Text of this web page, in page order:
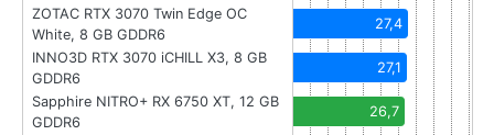
ZOTAC RTX 3070 Twin Edge OC
White, 8 GB GDDR6
27,4
INNO3D RTX 3070 iCHILL X3, 8 GB
GDDR6
27,1
Sapphire NITRO+ RX 6750 XT, 12 GB
GDDR6
26,7